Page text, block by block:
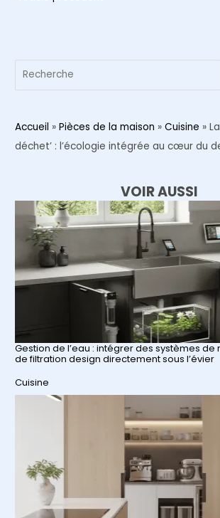
Accueil » Pièces de la maison » Cuisine »
déchet’ : l’écologie intégrée au cœur du
VOIR AUSSI
Gestion de l’eau : intégrer des systèmes
de filtration design directement sous l’évier
Par rapport à
Cuisine